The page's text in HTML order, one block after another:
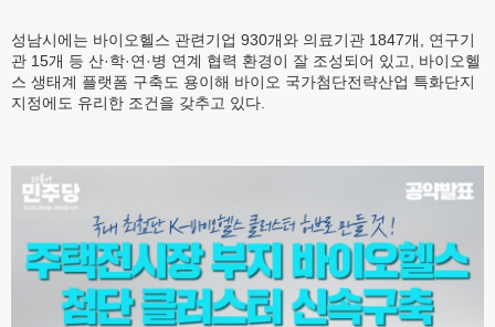
성남시에는 바이오헬스 관련기업 930개와 의료기관 1847개, 연구기
관 15개 등 산·학·연·병 연계 협력 환경이 잘 조성되어 있고, 바이오헬
스 생태계 플랫폼 구축도 용이해 바이오 국가첨단전략산업 특화단지
지정에도 유리한 조건을 갖추고 있다.